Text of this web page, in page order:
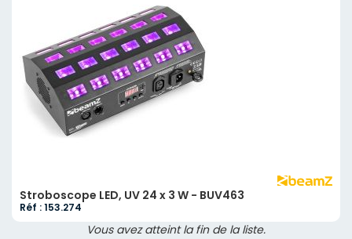
Stroboscope LED, UV 24 x 3 W - BUV463
Réf : 153.274
Vous avez atteint la fin de la liste.